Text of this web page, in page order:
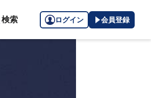
検索 ログイン 会員登録